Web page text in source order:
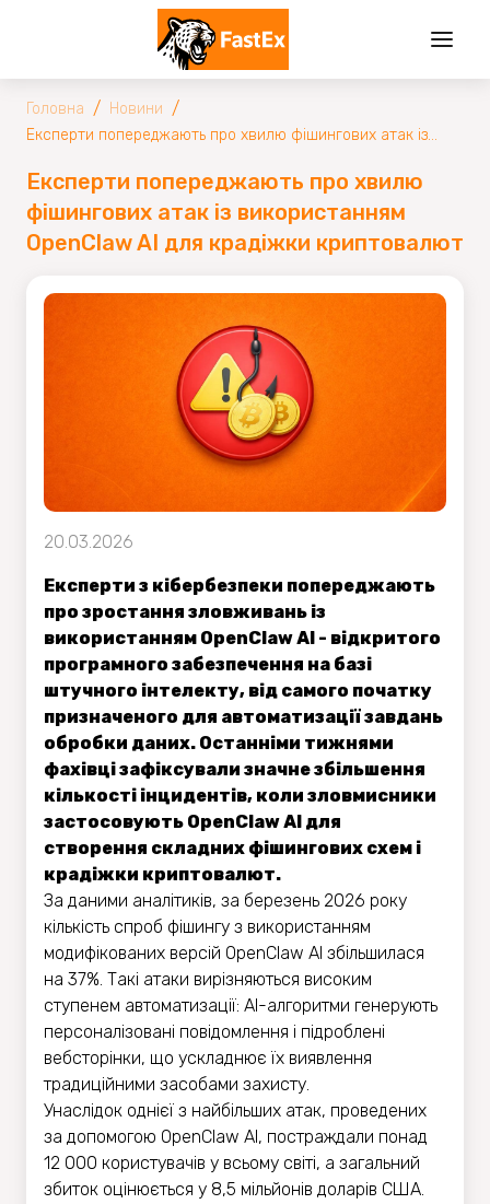
Головна / Новини /
Експерти попереджають про хвилю фішингових атак із
Експерти попереджають про хвилю
фішингових атак із використанням
OpenClaw AI для крадіжки криптовалют
20.03.2026
Експерти з кібербезпеки попереджають
про зростання зловживань із
використанням OpenClaw AI - відкритого
програмного забезпечення на базі
штучного інтелекту, від самого початку
призначеного для автоматизації завдань
обробки даних. Останніми тижнями
фахівці зафіксували значне збільшення
кількості інцидентів, коли зловмисники
застосовують OpenClaw AI для
створення складних фішингових схем і
крадіжки криптовалют.
За даними аналітиків, за березень 2026 року
кількість спроб фішингу з використанням
модифікованих версій OpenClaw AI збільшилася
на 37%. Такі атаки вирізняються високим
ступенем автоматизації: AI-алгоритми генерують
персоналізовані повідомлення і підроблені
вебсторінки, що ускладнює їх виявлення
традиційними засобами захисту.
Унаслідок однієї з найбільших атак, проведених
за допомогою OpenClaw AI, постраждали понад
12 000 користувачів у всьому світі, а загальний
збиток оцінюється у 8,5 мільйонів доларів США.